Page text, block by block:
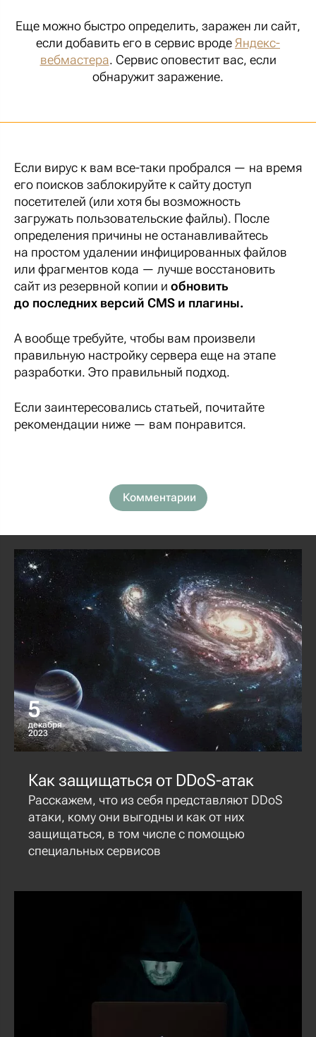
Еще можно быстро определить, заражен ли сайт,
если добавить его в сервис вроде Яндекс-
вебмастера. Сервис оповестит вас, если
обнаружит заражение.
Если вирус к вам все-таки пробрался — на время
его поисков заблокируйте к сайту доступ
посетителей (или хотя бы возможность
загружать пользовательские файлы). После
определения причины не останавливайтесь
на простом удалении инфицированных файлов
или фрагментов кода — лучше восстановить
сайт из резервной копии и обновить
до последних версий CMS и плагины.
А вообще требуйте, чтобы вам произвели
правильную настройку сервера еще на этапе
разработки. Это правильный подход.
Если заинтересовались статьей, почитайте
рекомендации ниже — вам понравится.
Комментарии
5
декабря
2023
Как защищаться от DDoS-атак
Расскажем, что из себя представляют DDoS
атаки, кому они выгодны и как от них
защищаться, в том числе с помощью
специальных сервисов